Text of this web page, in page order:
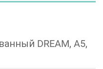
DREAM, A5,